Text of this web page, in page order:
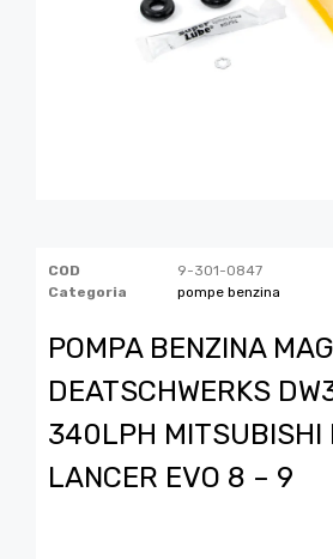
COD
9-301-0847
Categoria
pompe benzina
POMPA BENZINA
DEATSCHWERKS
340LPH MITSUBISHI
LANCER EVO 8 – 9